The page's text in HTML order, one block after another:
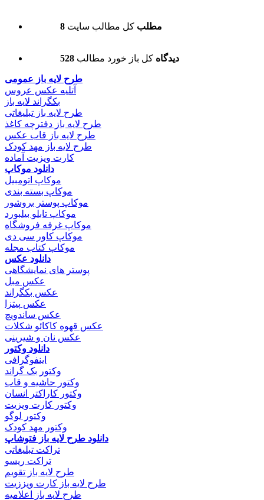
8 مطلب کل مطالب سایت
528 دیدگاه کل باز خورد مطالب
طرح لایه باز عمومی
آتلیه عکس عروس
بکگراند لایه باز
طرح لایه باز تبلیغاتی
طرح لایه باز دفترچه کاغذ
طرح لایه باز قاب عکس
طرح لایه باز مهد کودک
کارت ویزیت آماده
دانلود موکاپ
موکاپ اتومبیل
موکاپ بسته بندی
موکاپ پوستر بروشور
موکاپ تابلو بیلبورد
موکاپ غرفه فروشگاه
موکاپ کاور سی دی
موکاپ کتاب مجله
دانلود عکس
پوستر های نمایشگاهی
عکس مبل
عکس بکگراند
عکس پیتزا
عکس ساندویچ
عکس قهوه کاکائو شکلات
عکس نان و شیرینی
دانلود وکتور
اینفوگرافی
وکتور بک گراند
وکتور حاشیه و قاب
وکتور کاراکتر انسان
وکتور کارت ویزیت
وکتور لوگو
وکتور مهد کودک
دانلود طرح لایه باز فتوشاپ
تراکت تبلیغاتی
تراکت ریسو
طرح لایه باز تقویم
طرح لایه باز کارت ویززیت
طرح لایه باز اعلامیه